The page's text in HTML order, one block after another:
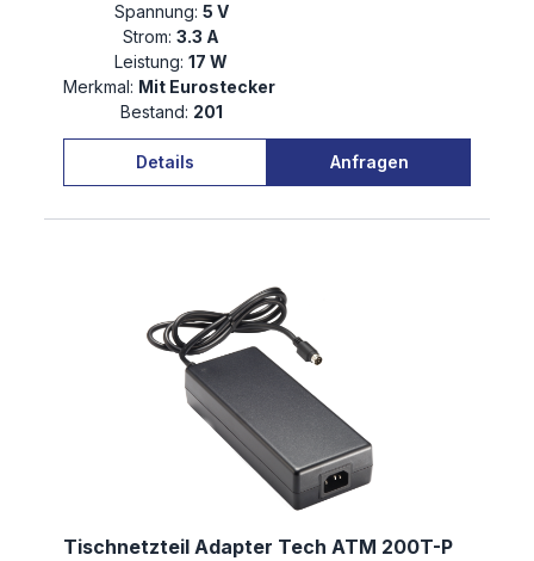
Spannung: 5 V
Strom: 3.3 A
Leistung: 17 W
Merkmal: Mit Eurostecker
Bestand: 201
Details Anfragen
Tischnetzteil Adapter Tech ATM 200T-P